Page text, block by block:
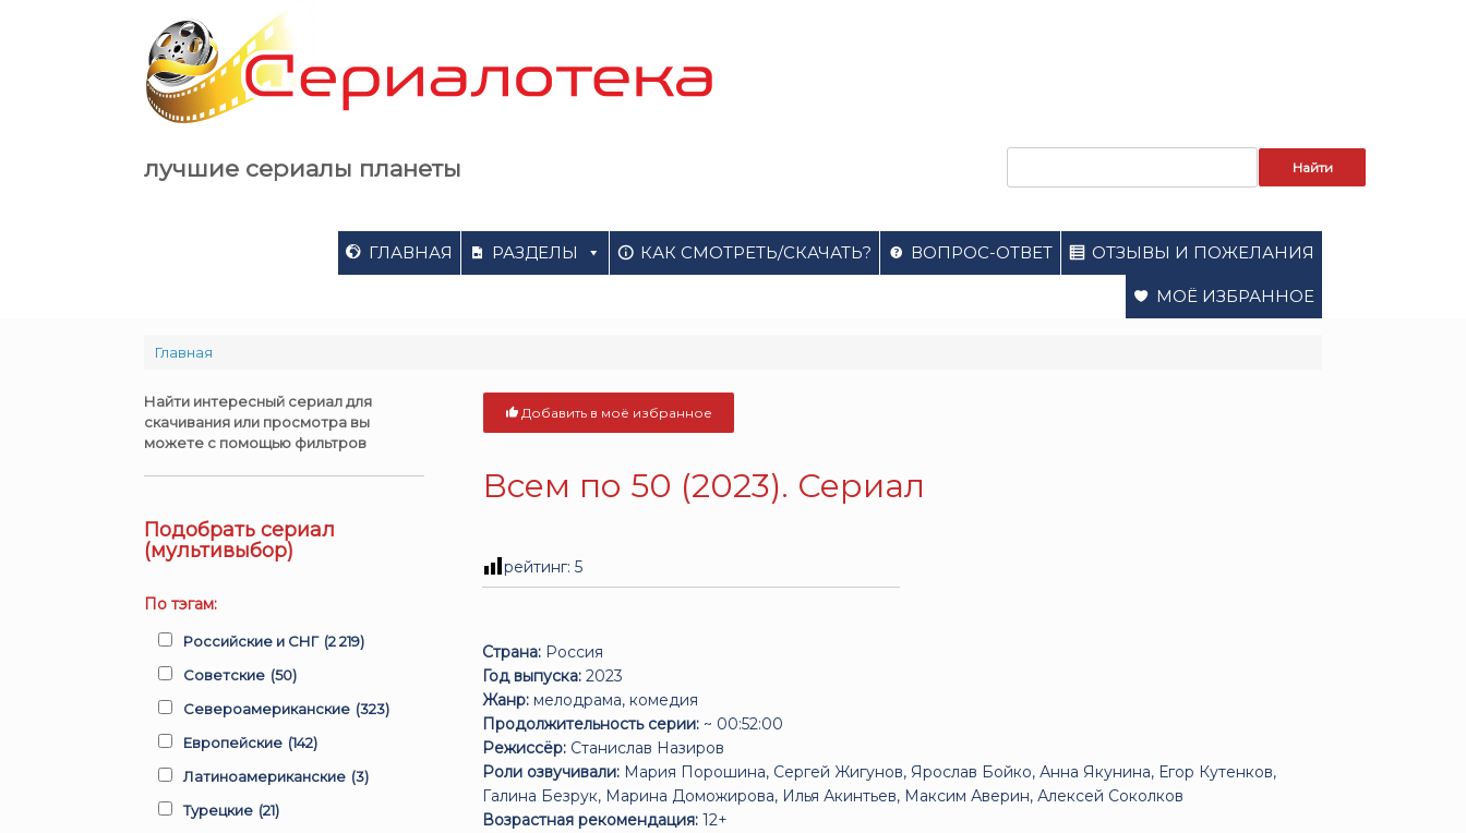
лучшие сериалы планеты
ГЛАВНАЯ РАЗДЕЛЫ КАК СМОТРЕТЬ/СКАЧАТЬ? ВОПРОС-ОТВЕТ ОТЗЫВЫ И ПОЖЕЛАНИЯ
МОЁ ИЗБРАННОЕ
Главная
Добавить в моё избранное
Всем по 50 (2023). Сериал
рейтинг:5
Страна: Россия
Год выпуска: 2023
Жанр: мелодрама, комедия
Продолжительность серии: ~ 00:52:00
Режиссёр: Станислав Назиров
Роли озвучивали: Мария Порошина, Сергей Жигунов, Ярослав Бойко, Анна Якунина, Егор Кутенков,
Галина Безрук, Марина Доможирова, Илья Акинтьев, Максим Аверин, Алексей Соколков
Возрастная рекомендация: 12+
Найти интересный сериал для
скачивания или просмотра вы
можете с помощью фильтров
Подобрать сериал
(мультивыбор)
По тэгам:
Российские и СНГ (2 219)
Советские (50)
Североамериканские (323)
Европейские (142)
Латиноамериканские (3)
Турецкие (21)